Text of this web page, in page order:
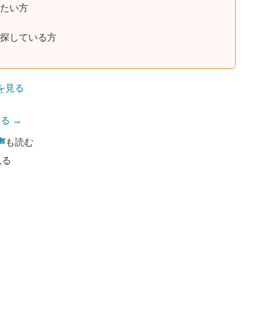
い方
している方
見る
る →
も読む